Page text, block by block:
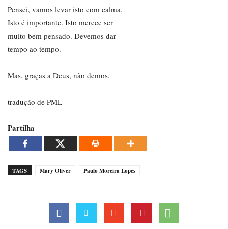
Pensei, vamos levar isto com calma.
Isto é importante. Isto merece ser
muito bem pensado. Devemos dar
tempo ao tempo.
Mas, graças a Deus, não demos.
tradução de PML
Partilha
TAGS Mary Oliver Paulo Moreira Lopes